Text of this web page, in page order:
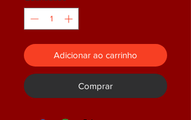
Adicionar ao carrinho
Comprar